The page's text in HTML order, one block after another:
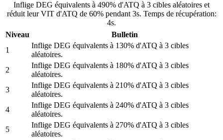
Inflige DEG équivalents à 490% d'ATQ à 3 cibles aléatoires et
réduit leur VIT d'ATQ de 60% pendant 3s. Temps de récupération:
4s.
Niveau
Bulletin
1
Inflige DEG équivalents à 130% d'ATQ à 3 cibles
aléatoires.
2
Inflige DEG équivalents à 180% d'ATQ à 3 cibles
aléatoires.
3
Inflige DEG équivalents à 210% d'ATQ à 3 cibles
aléatoires.
4
Inflige DEG équivalents à 240% d'ATQ à 3 cibles
aléatoires.
5
Inflige DEG équivalents à 270% d'ATQ à 3 cibles
aléatoires.